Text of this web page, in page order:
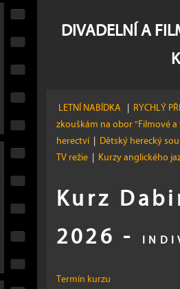
DIVADELNÍ A
LETNÍ NABÍDKA | RYCHLÝ
zkouškám na obor "Filmové
herectví | Dětský herecký
TV režie | Kurzy anglického
Kurz
2026 -
Termín kurzu